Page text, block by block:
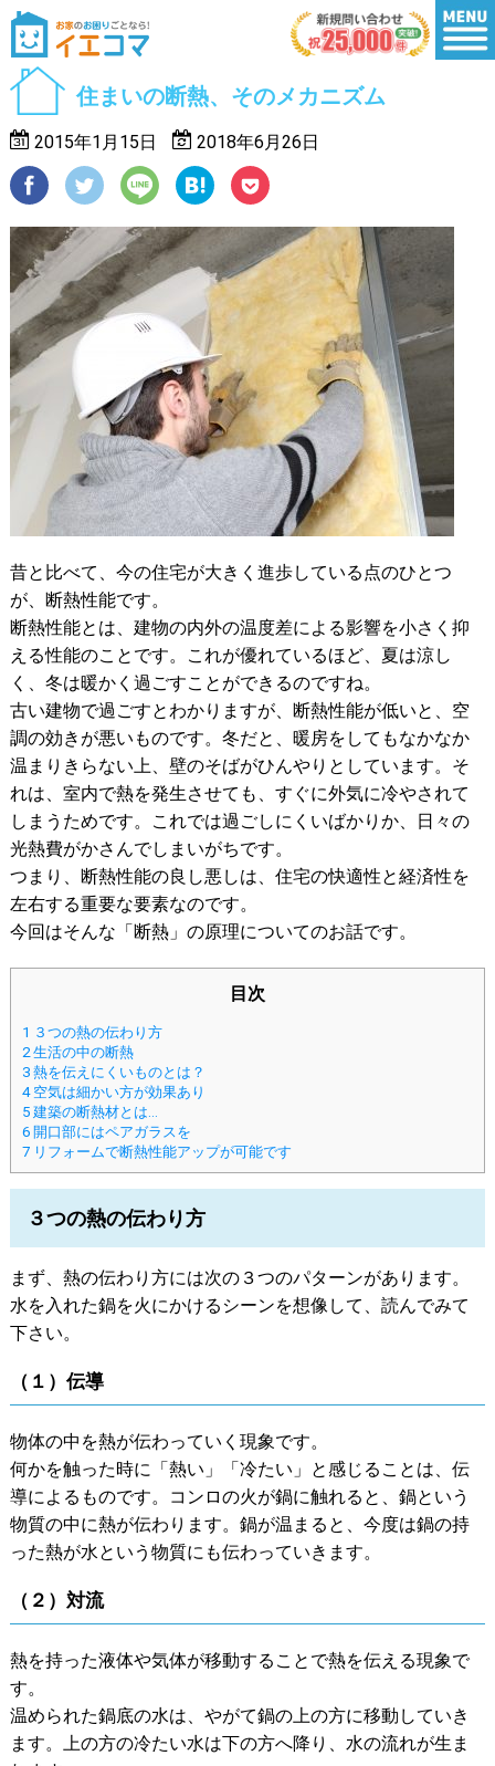
住まいの断熱、そのメカニズム
2015年1月15日 2018年6月26日
昔と比べて、今の住宅が大きく進歩している点のひとつ
が、断熱性能です。
断熱性能とは、建物の内外の温度差による影響を小さく抑
える性能のことです。これが優れているほど、夏は涼し
く、冬は暖かく過ごすことができるのですね。
古い建物で過ごすとわかりますが、断熱性能が低いと、空
調の効きが悪いものです。冬だと、暖房をしてもなかなか
温まりきらない上、壁のそばがひんやりとしています。そ
れは、室内で熱を発生させても、すぐに外気に冷やされて
しまうためです。これでは過ごしにくいばかりか、日々の
光熱費がかさんでしまいがちです。
つまり、断熱性能の良し悪しは、住宅の快適性と経済性を
左右する重要な要素なのです。
今回はそんな「断熱」の原理についてのお話です。
目次
1 ３つの熱の伝わり方
2生活の中の断熱
3熱を伝えにくいものとは？
4空気は細かい方が効果あり
5建築の断熱材とは…
6開口部にはペアガラスを
7リフォームで断熱性能アップが可能です
３つの熱の伝わり方
まず、熱の伝わり方には次の３つのパターンがあります。
水を入れた鍋を火にかけるシーンを想像して、読んでみて
下さい。
（１）伝導
物体の中を熱が伝わっていく現象です。
何かを触った時に「熱い」「冷たい」と感じることは、伝
導によるものです。コンロの火が鍋に触れると、鍋という
物質の中に熱が伝わります。鍋が温まると、今度は鍋の持
った熱が水という物質にも伝わっていきます。
（２）対流
熱を持った液体や気体が移動することで熱を伝える現象で
す。
温められた鍋底の水は、やがて鍋の上の方に移動していき
ます。上の方の冷たい水は下の方へ降り、水の流れが生ま